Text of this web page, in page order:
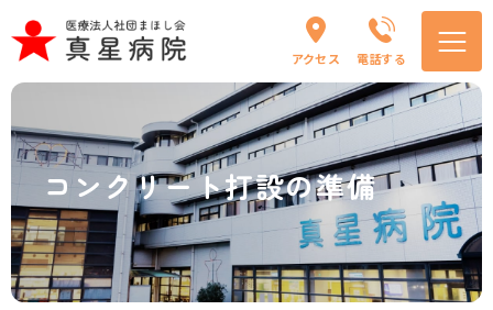
アクセス 電話する
コンクリート打設の準備